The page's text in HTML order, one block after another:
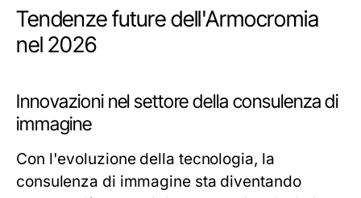
Tendenze future dell'Armocromia
nel 2026
Innovazioni nel settore della consulenza di
immagine
Con l'evoluzione della tecnologia, la
consulenza di immagine sta diventando